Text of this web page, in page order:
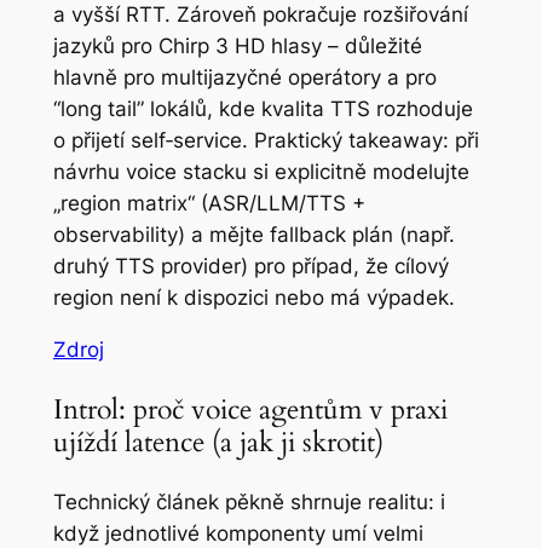
a vyšší RTT. Zároveň pokračuje rozšiřování
jazyků pro Chirp 3 HD hlasy – důležité
hlavně pro multijazyčné operátory a pro
“long tail” lokálů, kde kvalita TTS rozhoduje
o přijetí self‑service. Praktický takeaway: při
návrhu voice stacku si explicitně modelujte
„region matrix“ (ASR/LLM/TTS +
observability) a mějte fallback plán (např.
druhý TTS provider) pro případ, že cílový
region není k dispozici nebo má výpadek.
Zdroj
Introl: proč voice agentům v praxi
ujíždí latence (a jak ji skrotit)
Technický článek pěkně shrnuje realitu: i
když jednotlivé komponenty umí velmi